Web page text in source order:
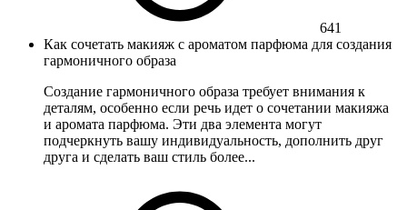
641
Как сочетать макияж с ароматом парфюма для создания
гармоничного образа
Создание гармоничного образа требует внимания к
деталям, особенно если речь идет о сочетании макияжа
и аромата парфюма. Эти два элемента могут
подчеркнуть вашу индивидуальность, дополнить друг
друга и сделать ваш стиль более...